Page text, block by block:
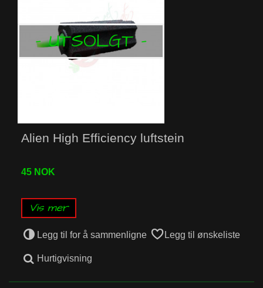
- UTSOLGT -
Alien High Efficiency luftstein
45 NOK
Vis mer
Legg til for å sammenligne Legg til ønskeliste
Hurtigvisning